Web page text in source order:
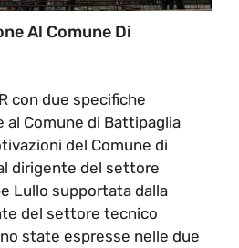
Al Comune Di
con due specifiche
al Comune di Battipaglia
del Comune di
dirigente del settore
Lullo supportata dalla
del settore tecnico
state espresse nelle due